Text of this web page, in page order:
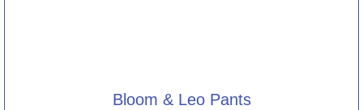
Bloom & Leo Pants